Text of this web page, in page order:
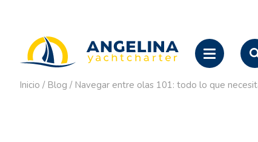
Inicio / Blog / Navegar entre olas 101: todo lo que